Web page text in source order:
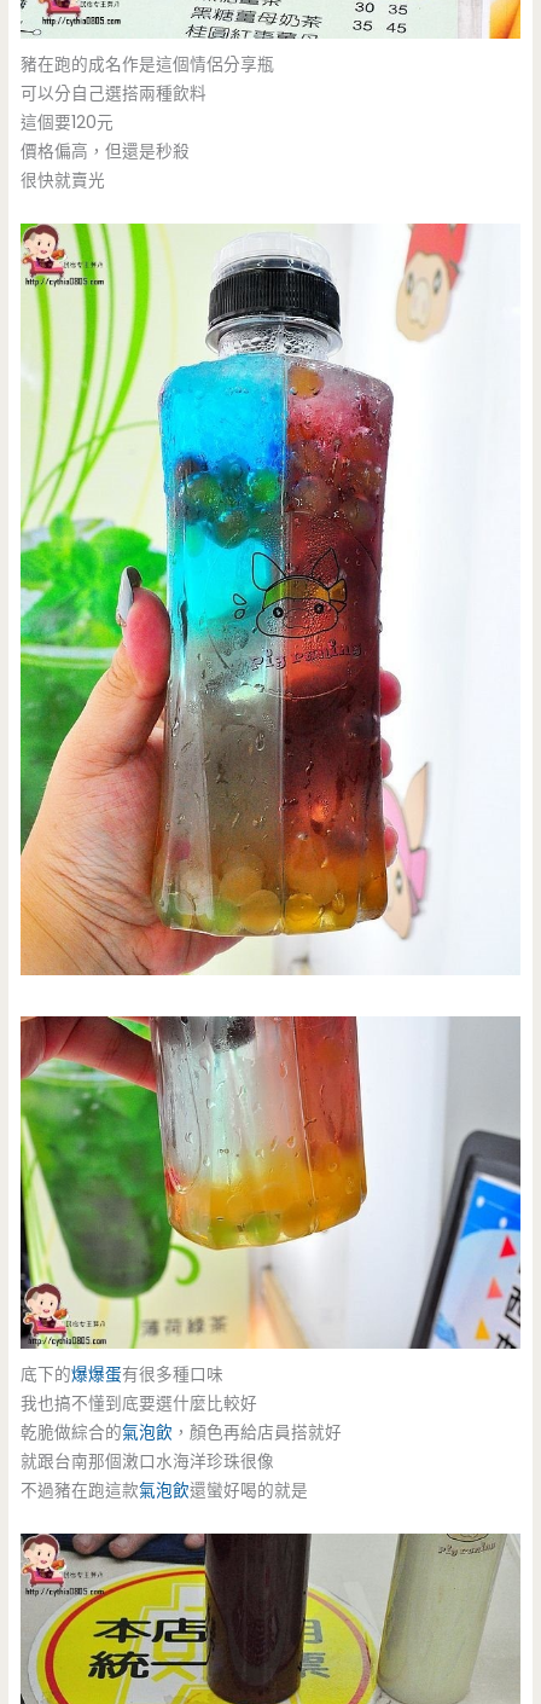
豬在跑的成名作是這個情侶分享瓶
可以分自己選搭兩種飲料
這個要120元
價格偏高，但還是秒殺
很快就賣光
底下的爆爆蛋有很多種口味
我也搞不懂到底要選什麼比較好
乾脆做綜合的氣泡飲 ，顏色再給店員搭就好
就跟台南那個潄口水海洋珍珠很像
不過豬在跑這款氣泡飲還蠻好喝的就是